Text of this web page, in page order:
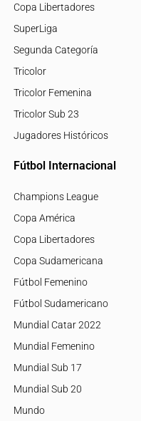
Copa Libertadores
SuperLiga
Segunda Categoría
Tricolor
Tricolor Femenina
Tricolor Sub 23
Jugadores Históricos
Fútbol Internacional
Champions League
Copa América
Copa Libertadores
Copa Sudamericana
Fútbol Femenino
Fútbol Sudamericano
Mundial Catar 2022
Mundial Femenino
Mundial Sub 17
Mundial Sub 20
Mundo